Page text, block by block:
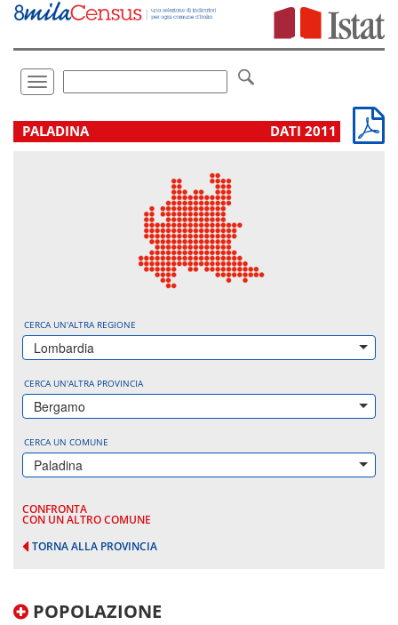
Vai
direttamente
Toggle
navigation
.
PALADINA DATI 2011
CERCA UN'ALTRA REGIONE
Lombardia
CERCA UN'ALTRA PROVINCIA
Bergamo
CERCA UN COMUNE
Paladina
CONFRONTA
CON UN ALTRO COMUNE
TORNA ALLA PROVINCIA
POPOLAZIONE